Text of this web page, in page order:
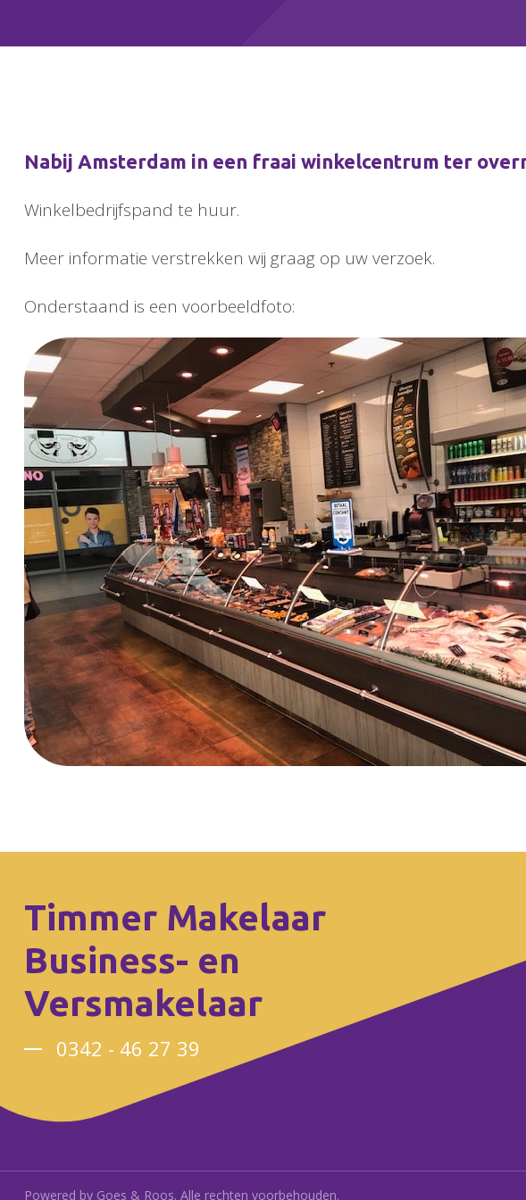
Nabij Amsterdam in een fraai winkelcentrum ter
Winkelbedrijfspand te huur.
Meer informatie verstrekken wij graag op uw verzoek.
Onderstaand is een voorbeeldfoto:
Timmer Makelaar
Business- en
Versmakelaar
0342 - 46 27 39
Powered by Goes & Roos. Alle rechten voorbehouden.